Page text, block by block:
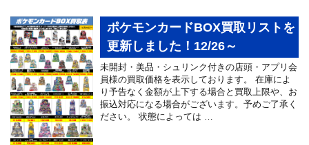
ポケモンカードBOX買取リストを
更新しました！12/26～
未開封・美品・シュリンク付きの店頭・アプリ会
員様の買取価格を表示しております。 在庫によ
り予告なく金額が上下する場合と買取上限や、お
振込対応になる場合がございます。予めご了承く
ださい。 状態によっては …